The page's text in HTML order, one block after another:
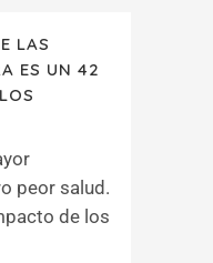
LAS
ES UN 42
peor salud.
de los